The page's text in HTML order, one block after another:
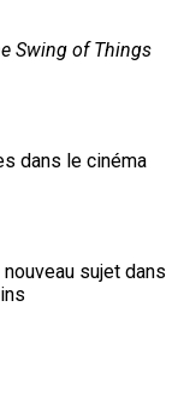
Swing of Things
dans le cinéma
sujet dans